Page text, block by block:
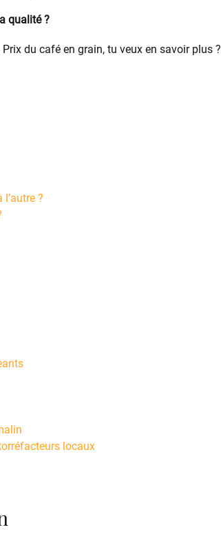
qualité ?
du café en grain, tu veux en savoir plus ?
?
locaux